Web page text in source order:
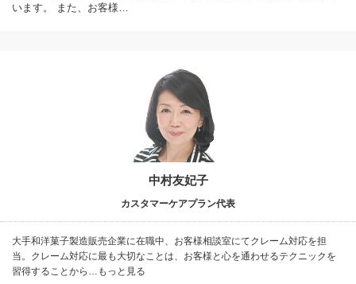
います。 また、お客様…
中村友妃子
カスタマーケアプラン代表
大手和洋菓子製造販売企業に在職中、お客様相談室にてクレーム対応を担
当。クレーム対応に最も大切なことは、お客様と心を通わせるテクニックを
習得することから…もっと見る